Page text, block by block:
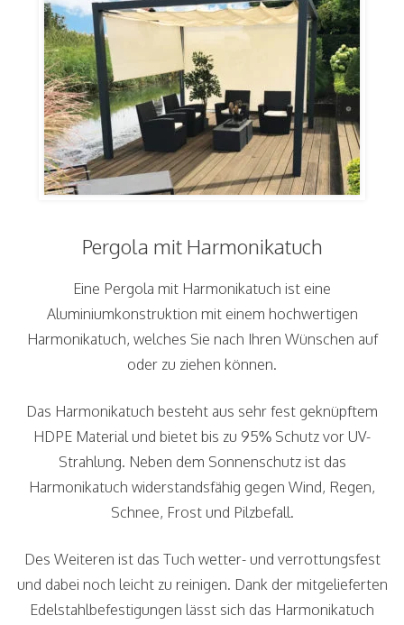
Pergola mit Harmonikatuch
Eine Pergola mit Harmonikatuch ist eine
Aluminiumkonstruktion mit einem hochwertigen
Harmonikatuch, welches Sie nach Ihren Wünschen auf
oder zu ziehen können.
Das Harmonikatuch besteht aus sehr fest geknüpftem
HDPE Material und bietet bis zu 95% Schutz vor UV-
Strahlung. Neben dem Sonnenschutz ist das
Harmonikatuch widerstandsfähig gegen Wind, Regen,
Schnee, Frost und Pilzbefall.
Des Weiteren ist das Tuch wetter- und verrottungsfest
und dabei noch leicht zu reinigen. Dank der mitgelieferten
Edelstahlbefestigungen lässt sich das Harmonikatuch